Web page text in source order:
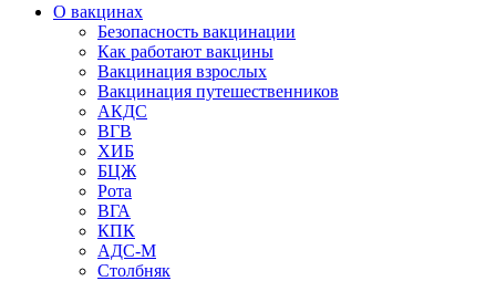
О вакцинах
Безопасность вакцинации
Как работают вакцины
Вакцинация взрослых
Вакцинация путешественников
АКДС
ВГВ
ХИБ
БЦЖ
Рота
ВГА
КПК
АДС-М
Столбняк